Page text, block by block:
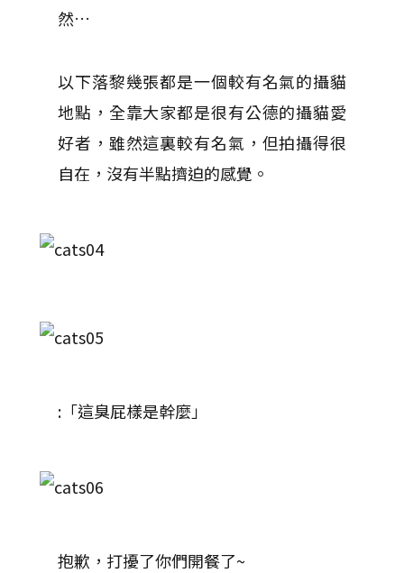
然…
以下落黎幾張都是一個較有名氣的攝貓
地點，全靠大家都是很有公德的攝貓愛
好者，雖然這裏較有名氣，但拍攝得很
自在，沒有半點擠迫的感覺。
:「這臭屁樣是幹麼」
抱歉，打擾了你們開餐了~